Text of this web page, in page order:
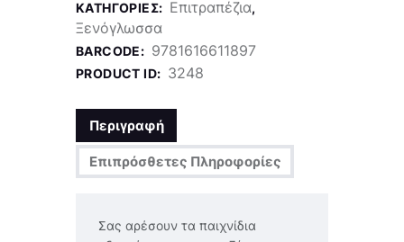
ΚΑΤΗΓΟΡΊΕΣ: Επιτραπέζια,
Ξενόγλωσσα
BARCODE: 9781616611897
PRODUCT ID: 3248
Περιγραφή
Επιπρόσθετες Πληροφορίες
Σας αρέσουν τα παιχνίδια